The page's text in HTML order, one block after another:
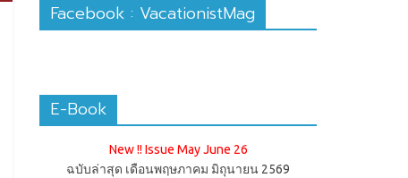
Facebook : VacationistMag
E-Book
New !! Issue May June 26
ฉบับล่าสุด เดือนพฤษภาคม มิถุนายน 2569